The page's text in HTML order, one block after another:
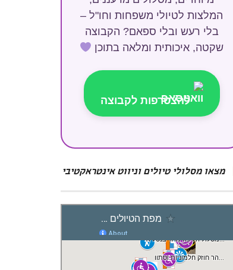
המלצות לטיולי משפחות וחו"ל –
בלי רעש ובלי ספאם? הקבוצה
שקטה, איכותית ומלאה בתוכן
להצטרפות לקבוצה
מצאו מסלולי טיולים וניווט אינטראקטיבי